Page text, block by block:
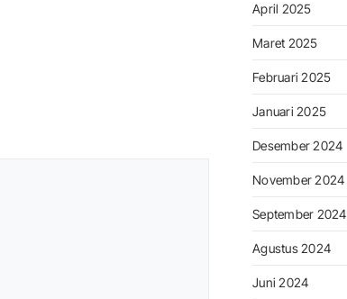
April 2025
Maret 2025
Februari 2025
Januari 2025
Desember 2024
November 2024
September 2024
Agustus 2024
Juni 2024